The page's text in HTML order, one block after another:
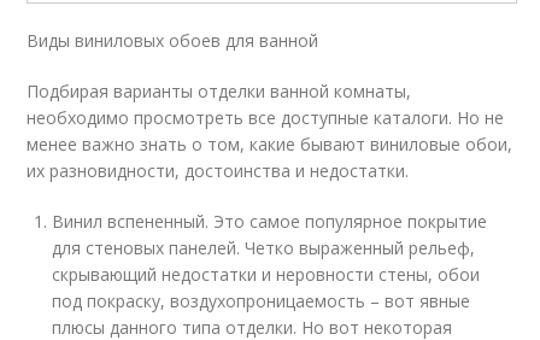
Виды виниловых обоев для ванной
Подбирая варианты отделки ванной комнаты,
необходимо просмотреть все доступные каталоги. Но не
менее важно знать о том, какие бывают виниловые обои,
их разновидности, достоинства и недостатки.
Винил вспененный. Это самое популярное покрытие
для стеновых панелей. Четко выраженный рельеф,
скрывающий недостатки и неровности стены, обои
под покраску, воздухопроницаемость – вот явные
плюсы данного типа отделки. Но вот некоторая